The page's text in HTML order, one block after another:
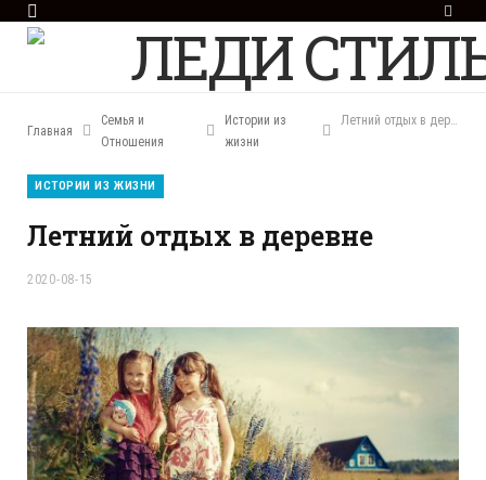
e
Главная
Семья и
Отношения
Истории из
жизни
Летний отдых в деревне
ИСТОРИИ ИЗ ЖИЗНИ
Летний отдых в деревне
2020-08-15